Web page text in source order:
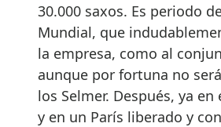
30.000 saxos. Es periodo
Mundial, que
la empresa, como al
aunque por fortuna no
los Selmer. Después, ya en
y en un París liberado y